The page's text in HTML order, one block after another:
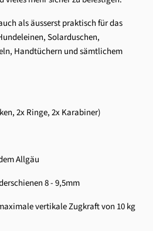
als äusserst praktisch für das
Solarduschen,
Handtüchern und sämtlichem
2x Ringe, 2x Karabiner)
Allgäu
8 - 9,5mm
vertikale Zugkraft von 10 kg